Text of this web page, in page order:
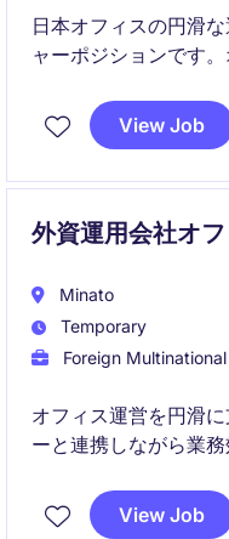
日本オフィスの円滑
ャーポジションです
バルな組織運営に貢
View Job
外資運用会社オ
Minato
Temporary
Foreign Multinational
オフィス運営を円滑
ーと連携しながら業
務・管理業務を中心
な役割を担います。
View Job